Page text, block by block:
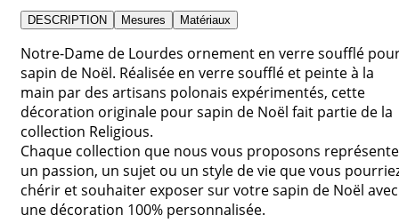
DESCRIPTION Mesures Matériaux
Notre-Dame de Lourdes ornement en verre soufflé
sapin de Noël. Réalisée en verre soufflé et peinte à la
main par des artisans polonais expérimentés, cette
décoration originale pour sapin de Noël fait partie de la
collection Religious.
Chaque collection que nous vous proposons représente
un passion, un sujet ou un style de vie que vous
chérir et souhaiter exposer sur votre sapin de Noël avec
une décoration 100% personnalisée.